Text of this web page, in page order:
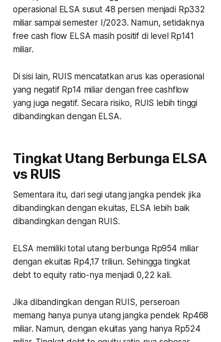
operasional ELSA susut 48 persen menjadi Rp332
miliar sampai semester I/2023. Namun, setidaknya
free cash flow ELSA masih positif di level Rp141
miliar.
Di sisi lain, RUIS mencatatkan arus kas operasional
yang negatif Rp14 miliar dengan free cashflow
yang juga negatif. Secara risiko, RUIS lebih tinggi
dibandingkan dengan ELSA.
Tingkat Utang Berbunga ELSA
vs RUIS
Sementara itu, dari segi utang jangka pendek jika
dibandingkan dengan ekuitas, ELSA lebih baik
dibandingkan dengan RUIS.
ELSA memiliki total utang berbunga Rp954 miliar
dengan ekuitas Rp4,17 triliun. Sehingga tingkat
debt to equity ratio-nya menjadi 0,22 kali.
Jika dibandingkan dengan RUIS, perseroan
memang hanya punya utang jangka pendek Rp468
miliar. Namun, dengan ekuitas yang hanya Rp524